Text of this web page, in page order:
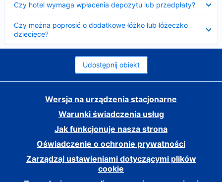
Czy hotel wymaga wpłacenia depozytu lub przedpłaty?
Czy można poprosić o dodatkowe łóżko lub łóżeczko
dziecięce?
Udostępnij obiekt
Wersja na urządzenia stacjonarne
Warunki świadczenia usług
Jak funkcjonuje nasza strona
Oświadczenie o ochronie prywatności
Zarządzaj ustawieniami dotyczącymi plików
cookie